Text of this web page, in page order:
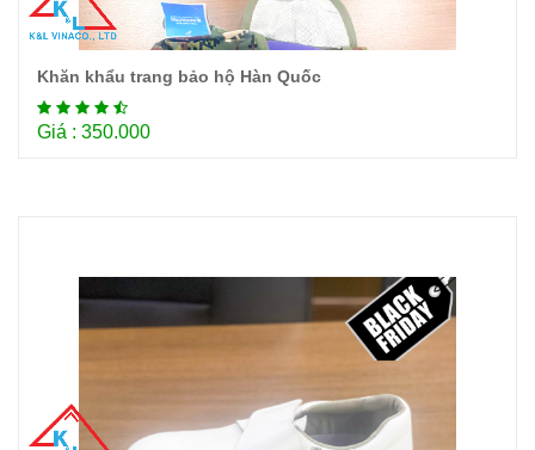
Chi tiết
Khăn khẩu trang bảo hộ Hàn Quốc
Giá : 350.000